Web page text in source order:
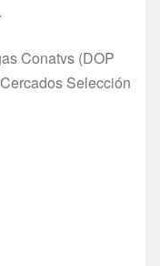
Conatvs (DOP
Selección